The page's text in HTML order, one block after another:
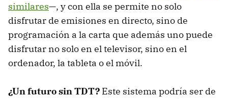
similares—, y con ella se permite no solo
disfrutar de emisiones en directo, sino de
programación a la carta que además uno puede
disfrutar no solo en el televisor, sino en el
ordenador, la tableta o el móvil.
¿Un futuro sin TDT? Este sistema podría ser de